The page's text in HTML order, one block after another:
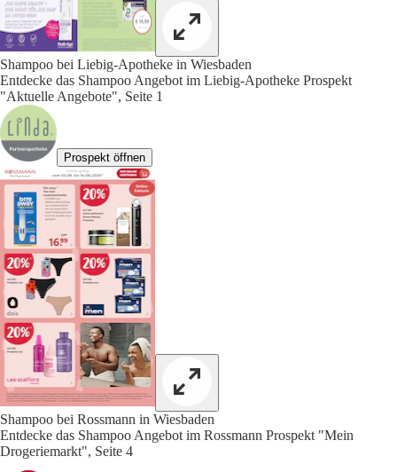
Shampoo bei Liebig-Apotheke in Wiesbaden
Entdecke das Shampoo Angebot im Liebig-Apotheke Prospekt
"Aktuelle Angebote", Seite 1
Prospekt öffnen
Shampoo bei Rossmann in Wiesbaden
Entdecke das Shampoo Angebot im Rossmann Prospekt "Mein
Drogeriemarkt", Seite 4